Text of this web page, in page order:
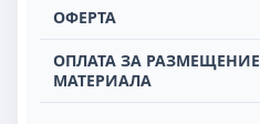
ОФЕРТА
ОПЛАТА ЗА РАЗМЕЩЕНИЕ
МАТЕРИАЛА